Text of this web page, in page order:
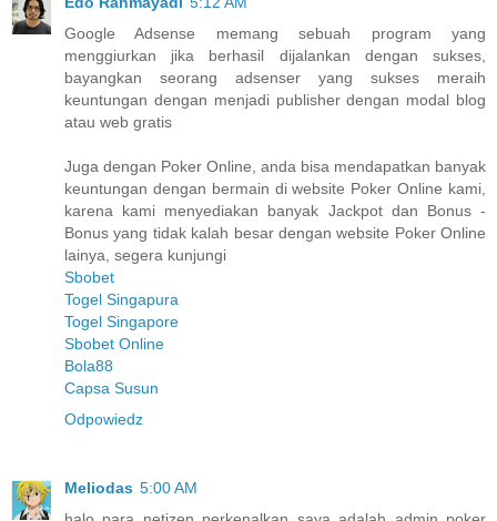
Google Adsense memang sebuah program yang
menggiurkan jika berhasil dijalankan dengan sukses,
bayangkan seorang adsenser yang sukses meraih
keuntungan dengan menjadi publisher dengan modal blog
atau web gratis
Juga dengan Poker Online, anda bisa mendapatkan banyak
keuntungan dengan bermain di website Poker Online kami,
karena kami menyediakan banyak Jackpot dan Bonus -
Bonus yang tidak kalah besar dengan website Poker Online
lainya, segera kunjungi
Sbobet
Togel Singapura
Togel Singapore
Sbobet Online
Bola88
Capsa Susun
Odpowiedz
Meliodas 5:00 AM